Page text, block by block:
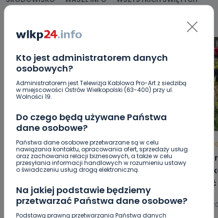
Kto jest administratorem danych
osobowych?
Administratorem jest Telewizja Kablowa Pro-Art z siedzibą
w miejscowości Ostrów Wielkopolski (63-400) przy ul.
Wolności 19.
Do czego będą używane Państwa
dane osobowe?
Państwa dane osobowe przetwarzane są w celu
nawiązania kontaktu, opracowania ofert, sprzedaży usług
oraz zachowania relacji biznesowych, a także w celu
przesyłania informacji handlowych w rozumieniu ustawy
o świadczeniu usług drogą elektroniczną.
Na jakiej podstawie będziemy
przetwarzać Państwa dane osobowe?
Podstawą prawną przetwarzania Państwa danych
HOT REGION WIADOMOŚCI
Raulin, Witkowska, Marciniak,
Kowalska. „Odyseja Antonińska”
07.08.2026 20:56